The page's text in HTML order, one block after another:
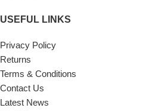
USEFUL LINKS
Privacy Policy
Returns
Terms & Conditions
Contact Us
Latest News